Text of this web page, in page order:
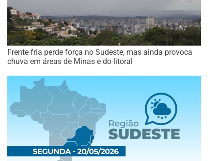
Frente fria perde força no Sudeste, mas ainda provoca
chuva em áreas de Minas e do litoral